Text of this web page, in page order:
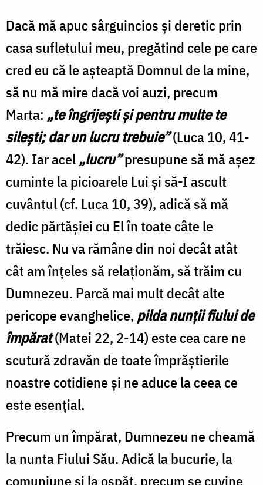
Dacă mă apuc sârguincios şi deretic prin
casa sufletului meu, pregătind cele pe care
cred eu că le aşteaptă Domnul de la mine,
să nu mă mire dacă voi auzi, precum
Marta: „te îngrijeşti şi pentru multe te
sileşti; dar un lucru trebuie”(Luca 10, 41-
42). Iar acel„lucru”presupune să mă aşez
cuminte la picioarele Lui şi să-I ascult
cuvântul (cf. Luca 10, 39), adică să mă
dedic părtăşiei cu El în toate câte le
trăiesc. Nu va rămâne din noi decât atât
cât am înţeles să relaţionăm, să trăim cu
Dumnezeu. Parcă mai mult decât alte
pericope evanghelice, pilda nunţii fiului de
împărat(Matei 22, 2-14) este cea care ne
scutură zdravăn de toate împrăştierile
noastre cotidiene şi ne aduce la ceea ce
este esenţial.
Precum un împărat, Dumnezeu ne cheamă
la nunta Fiului Său. Adică la bucurie, la
comuniune şi la ospăţ, precum se cuvine